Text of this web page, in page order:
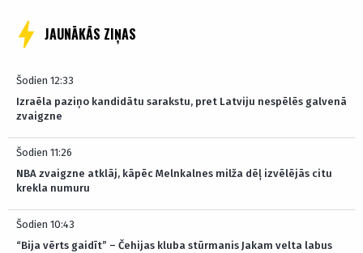
JAUNĀKĀS ZIŅAS
Šodien 12:33
Izraēla paziņo kandidātu sarakstu, pret Latviju nespēlēs galvenā
zvaigzne
Šodien 11:26
NBA zvaigzne atklāj, kāpēc Melnkalnes milža dēļ izvēlējās citu
krekla numuru
Šodien 10:43
“Bija vērts gaidīt” – Čehijas kluba stūrmanis Jakam velta labus